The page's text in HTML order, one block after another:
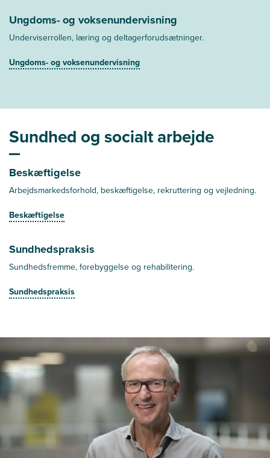
Ungdoms- og voksenundervisning
Underviserrollen, læring og deltagerforudsætninger.
Ungdoms- og voksenundervisning
Sundhed og socialt arbejde
Beskæftigelse
Arbejdsmarkedsforhold, beskæftigelse, rekruttering og vejledning.
Beskæftigelse
Sundhedspraksis
Sundhedsfremme, forebyggelse og rehabilitering.
Sundhedspraksis